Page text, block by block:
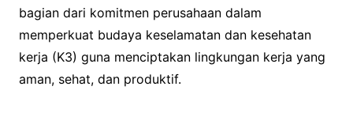
bagian dari komitmen perusahaan dalam
memperkuat budaya keselamatan dan kesehatan
kerja (K3) guna menciptakan lingkungan kerja yang
aman, sehat, dan produktif.